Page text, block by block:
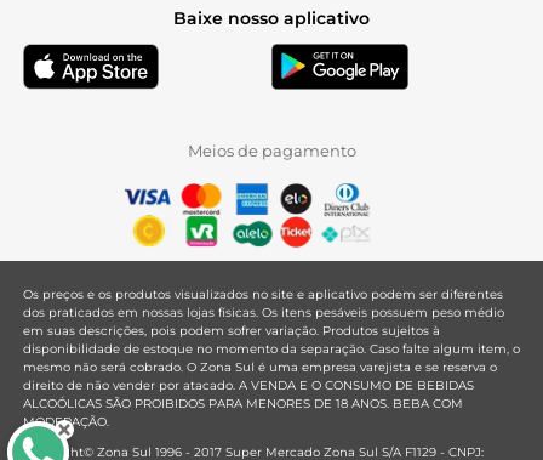
Baixe nosso aplicativo
Meios de pagamento
Os preços e os produtos visualizados no site e aplicativo podem ser diferentes
dos praticados em nossas lojas físicas. Os itens pesáveis possuem peso médio
em suas descrições, pois podem sofrer variação. Produtos sujeitos à
disponibilidade de estoque no momento da separação. Caso falte algum item, o
mesmo não será cobrado. O Zona Sul é uma empresa varejista e se reserva o
direito de não vender por atacado. A VENDA E O CONSUMO DE BEBIDAS
ALCOÓLICAS SÃO PROIBIDOS PARA MENORES DE 18 ANOS. BEBA COM
MODERAÇÃO.
Copyright© Zona Sul 1996 - 2017 Super Mercado Zona Sul S/A F1129 - CNPJ: